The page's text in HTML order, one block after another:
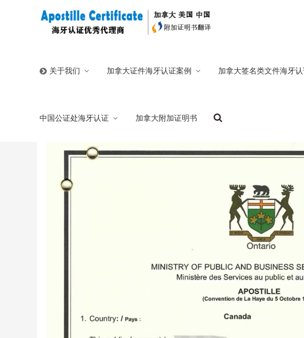
关于我们 加拿大证件海牙认证案例 加拿大签名类文件海牙
中国公证处海牙认证 加拿大附加证明书
2026/05/22 分类: 官方博客 105